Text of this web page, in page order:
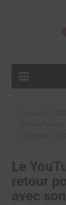
Le
retour
avec